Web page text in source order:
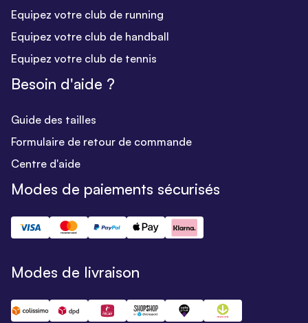
Equipez votre club de running
Equipez votre club de handball
Equipez votre club de tennis
Besoin d'aide ?
Guide des tailles
Formulaire de retour de commande
Centre d'aide
Modes de paiements sécurisés
Modes de livraison